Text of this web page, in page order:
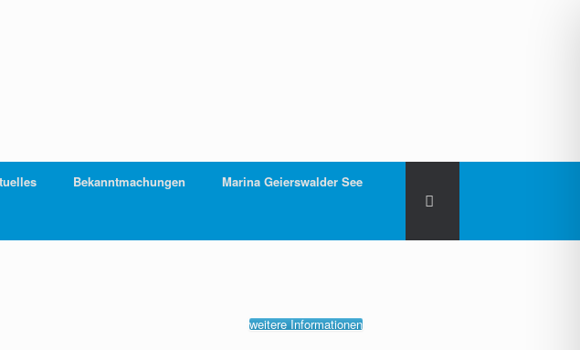
Bekanntmachungen Marina Geierswalder See
weitere Informationen